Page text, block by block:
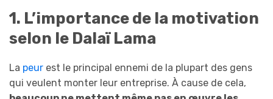
1. L’importance de la motivation
selon le Dalaï Lama
La peur est le principal ennemi de la plupart des gens
qui veulent monter leur entreprise. À cause de cela,